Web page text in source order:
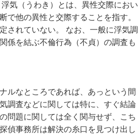
気（うわき）とは、異性交際におい
で他の異性と交際することを指す。
されていない。 なお、一般に浮気調
係を結ぶ不倫行為（不貞）の調査も
ルなところであれば、あっという間
調査などに関しては特に、すぐ結論
問題に関しては全く関与せず、こち
偵事務所は解決の糸口を見つけ出し